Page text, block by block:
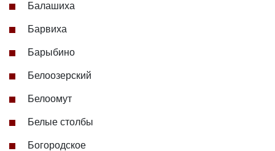
Балашиха
Барвиха
Барыбино
Белоозерский
Белоомут
Белые столбы
Богородское